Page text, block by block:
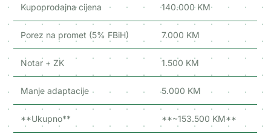
Kupoprodajna cijena 140.000 KM
Porez na promet (5% FBiH) 7.000 KM
Notar + ZK 1.500 KM
Manje adaptacije 5.000 KM
**Ukupno** **~153.500 KM**